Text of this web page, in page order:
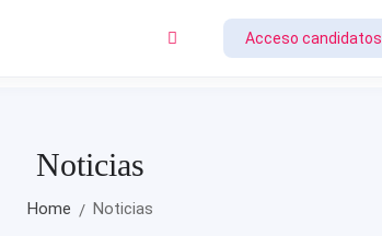
Acceso candidatos
Noticias
Home Noticias